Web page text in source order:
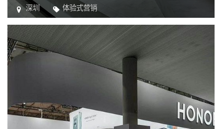
深圳
体验式营销
汽车